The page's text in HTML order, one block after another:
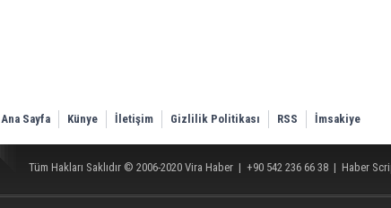
Ana Sayfa Künye İletişim Gizlilik Politikası RSS İmsakiye
Tüm Hakları Saklıdır © 2006-2020 Vira Haber | +90 542 236 66 38 | Haber